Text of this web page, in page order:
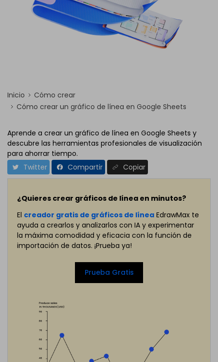
Inicio
Cómo crear
Cómo crear un gráfico de línea en Google Sheets
Aprende a crear un gráfico de línea en Google Sheets y
descubre las herramientas profesionales de visualización
para ahorrar tiempo.
Twitter
Compartir Copiar
¿Quieres crear gráficos de línea en minutos?
El creador gratis de gráficos de línea EdrawMax te
ayuda a crearlos y analizarlos con IA y experimentar
la máxima comodidad y eficacia con la función de
importación de datos. ¡Prueba ya!
Prueba Gratis